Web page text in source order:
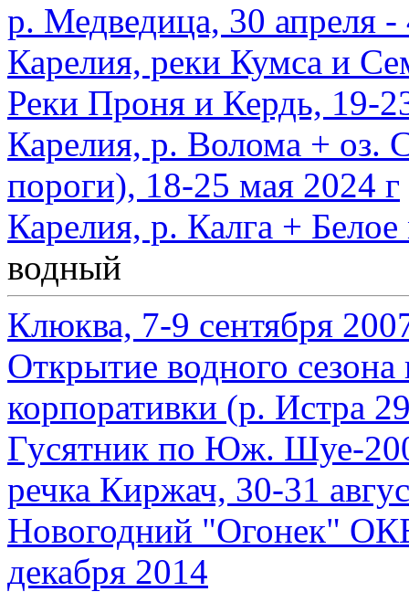
р. Медведица, 30 апреля -
Карелия, реки Кумса и
Реки Проня и Кердь, 19-
Карелия, р. Волома + оз.
пороги), 18-25 мая 2024 г
Карелия, р. Калга +
водный
Клюква, 7-9 сентября
Открытие водного
корпоративки (р. Истра
Гусятник по Юж. Шуе-
речка Киржач, 30-31
Новогодний "Огонек"
декабря 2014